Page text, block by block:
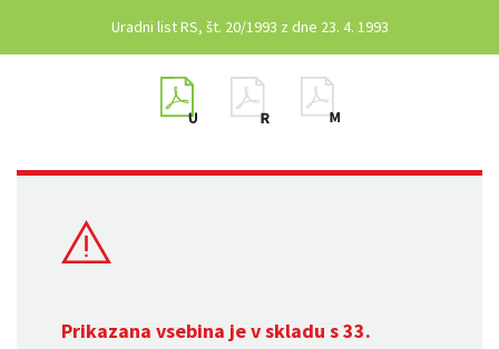
Uradni list RS, št. 20/1993 z dne 23. 4. 1993
Prikazana vsebina je v skladu s 33.